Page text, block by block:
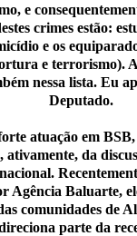
e
crimes estão:
e os
e terrorismo).
nessa lista. Eu
Deputado.
atuação em
da
Agência Baluarte,
comunidades de
parte da